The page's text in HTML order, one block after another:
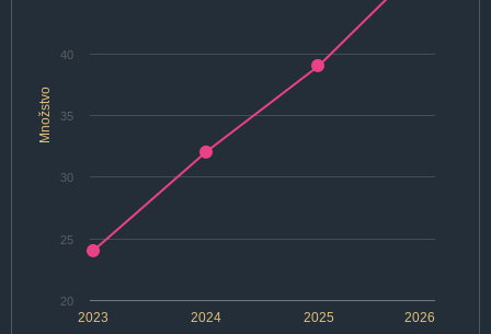
Množstvo
2024 2026
2023 2025
20
25
30
35
40